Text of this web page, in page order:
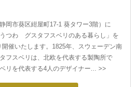
岡市葵区紺屋町17-1 葵タワー3階）に
つわ グスタフスベリのある暮らし」を
開催いたします。1825年、スウェーデン南
フスベリは、北欧を代表する製陶所で
リを代表する4人のデザイナー... >>